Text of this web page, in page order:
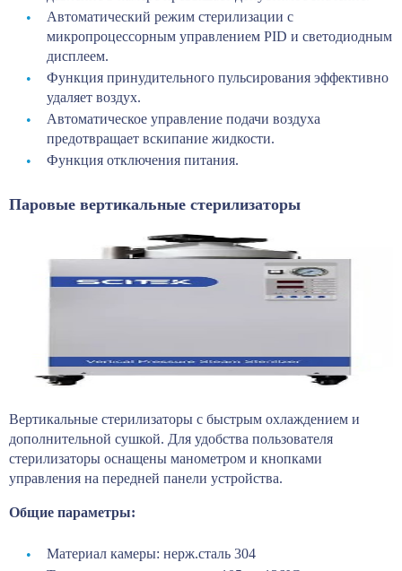
Автоматический режим стерилизации с
микропроцессорным управлением PID и светодиодным
дисплеем.
Функция принудительного пульсирования эффективно
удаляет воздух.
Автоматическое управление подачи воздуха
предотвращает вскипание жидкости.
Функция отключения питания.
Паровые вертикальные стерилизаторы
Вертикальные стерилизаторы с быстрым охлаждением и
дополнительной сушкой. Для удобства пользователя
стерилизаторы оснащены манометром и кнопками
управления на передней панели устройства.
Общие параметры:
Материал камеры: нерж.сталь 304